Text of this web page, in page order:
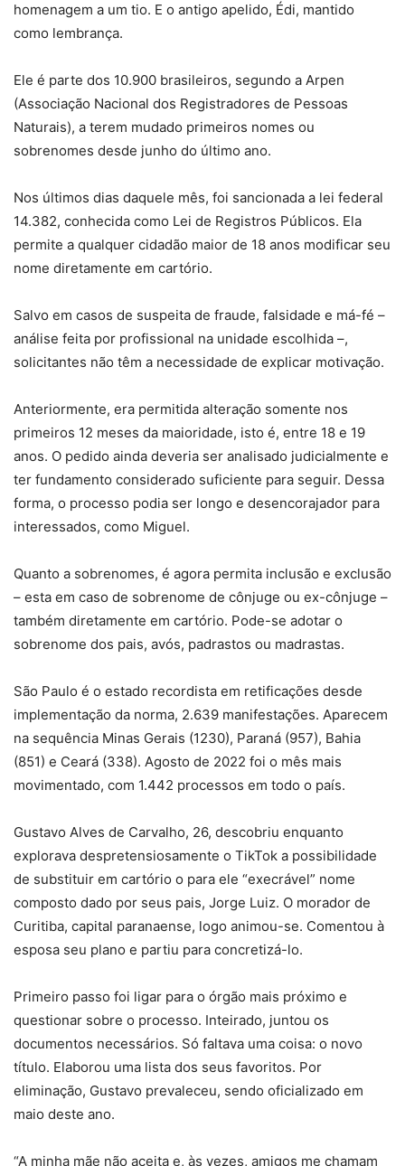
homenagem a um tio. E o antigo apelido, Édi, mantido
como lembrança.
Ele é parte dos 10.900 brasileiros, segundo a Arpen
(Associação Nacional dos Registradores de Pessoas
Naturais), a terem mudado primeiros nomes ou
sobrenomes desde junho do último ano.
Nos últimos dias daquele mês, foi sancionada a lei federal
14.382, conhecida como Lei de Registros Públicos. Ela
permite a qualquer cidadão maior de 18 anos modificar seu
nome diretamente em cartório.
Salvo em casos de suspeita de fraude, falsidade e má-fé –
análise feita por profissional na unidade escolhida –,
solicitantes não têm a necessidade de explicar motivação.
Anteriormente, era permitida alteração somente nos
primeiros 12 meses da maioridade, isto é, entre 18 e 19
anos. O pedido ainda deveria ser analisado judicialmente e
ter fundamento considerado suficiente para seguir. Dessa
forma, o processo podia ser longo e desencorajador para
interessados, como Miguel.
Quanto a sobrenomes, é agora permita inclusão e exclusão
– esta em caso de sobrenome de cônjuge ou ex-cônjuge –
também diretamente em cartório. Pode-se adotar o
sobrenome dos pais, avós, padrastos ou madrastas.
São Paulo é o estado recordista em retificações desde
implementação da norma, 2.639 manifestações. Aparecem
na sequência Minas Gerais (1230), Paraná (957), Bahia
(851) e Ceará (338). Agosto de 2022 foi o mês mais
movimentado, com 1.442 processos em todo o país.
Gustavo Alves de Carvalho, 26, descobriu enquanto
explorava despretensiosamente o TikTok a possibilidade
de substituir em cartório o para ele “execrável” nome
composto dado por seus pais, Jorge Luiz. O morador de
Curitiba, capital paranaense, logo animou-se. Comentou à
esposa seu plano e partiu para concretizá-lo.
Primeiro passo foi ligar para o órgão mais próximo e
questionar sobre o processo. Inteirado, juntou os
documentos necessários. Só faltava uma coisa: o novo
título. Elaborou uma lista dos seus favoritos. Por
eliminação, Gustavo prevaleceu, sendo oficializado em
maio deste ano.
“A minha mãe não aceita e, às vezes, amigos me chamam